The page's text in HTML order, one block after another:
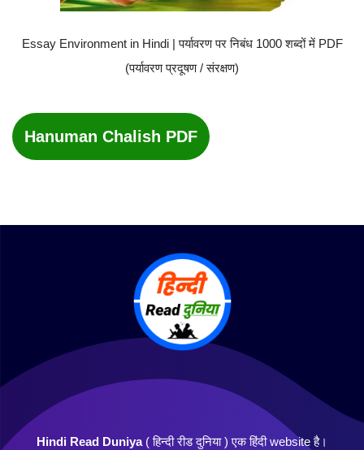
Essay Environment in Hindi | पर्यावरण पर निबंध 1000 शब्दों में PDF
(पर्यावरण प्रदूषण / संरक्षण)
Hanuman Chalish PDF
Hindi Read Duniya( हिन्दी रीड दुनिया ) एक हिंदी website है।